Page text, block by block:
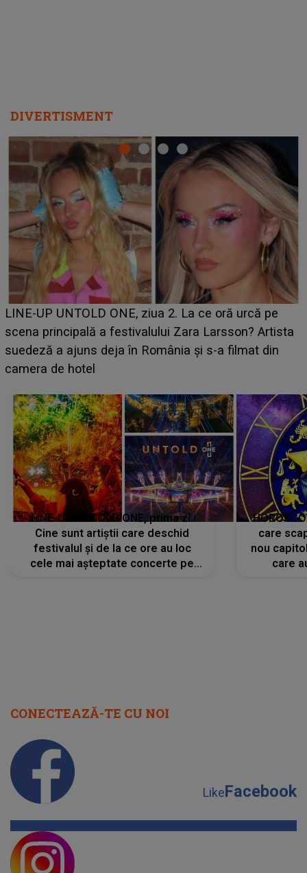
DIVERTISMENT
Ce a dezvăluit noua concurentă din "Casa Iubirii" l-a
luat prin surprindere pe Emanuel. CINE ESTE
BĂIATUL VIZAT de Alexandra?! Aflându-se în fața
faptului împlinit, A RECUNOSCUT IMEDIAT: "Am
LINE-UP UNTOLD ONE, prima zi.
Cine sunt artiștii care deschid
festivalul și de la ce ore au loc
cele mai așteptate concerte pe
care
nou
care
CONECTEAZĂ-TE CU NOI
LikeFacebook